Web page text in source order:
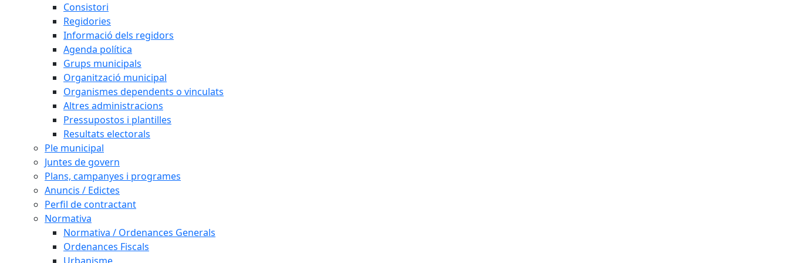
Consistori
Regidories
Informació dels regidors
Agenda política
Grups municipals
Organització municipal
Organismes dependents o vinculats
Altres administracions
Pressupostos i plantilles
Resultats electorals
Ple municipal
Juntes de govern
Plans, campanyes i programes
Anuncis / Edictes
Perfil de contractant
Normativa
Normativa / Ordenances Generals
Ordenances Fiscals